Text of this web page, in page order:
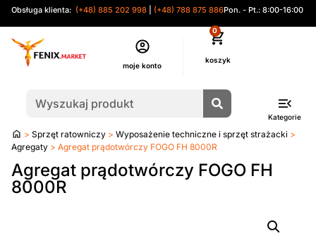
Obsługa klienta: (+48) 885 202 998 (+48) 788 875 886Pon. - Pt.: 8:00-16:00
moje konto
0
Kategorie
Strona
główna
> Sprzęt ratowniczy > Wyposażenie techniczne i sprzęt strażacki >
Agregaty > Agregat prądotwórczy FOGO FH 8000R
Agregat prądotwórczy FOGO FH
8000R